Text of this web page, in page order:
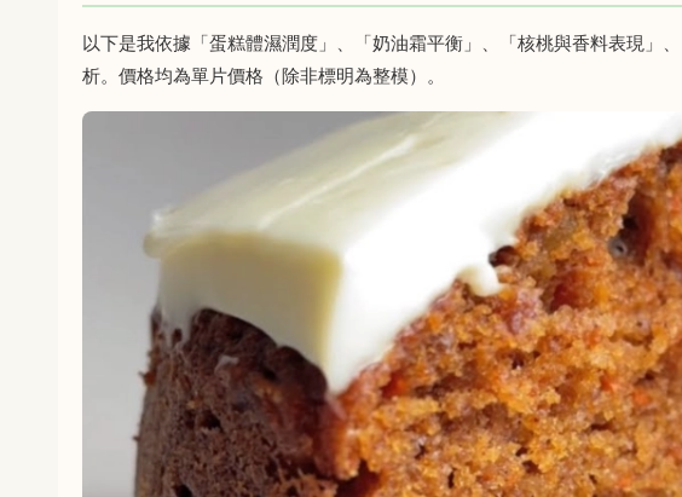
以下是我依據「蛋糕體濕潤度」、「奶油霜平衡」、「核桃與香料表現」
析。價格均為單片價格（除非標明為整模）。